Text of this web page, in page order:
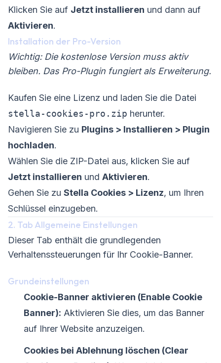
Klicken Sie auf Jetzt installieren und dann auf
Aktivieren.
Installation der Pro-Version
Wichtig: Die kostenlose Version muss aktiv
bleiben. Das Pro-Plugin fungiert als Erweiterung.
Kaufen Sie eine Lizenz und laden Sie die Datei
stella-cookies-pro.zip herunter.
Navigieren Sie zu Plugins > Installieren > Plugin
hochladen.
Wählen Sie die ZIP-Datei aus, klicken Sie auf
Jetzt installieren und Aktivieren.
Gehen Sie zu Stella Cookies > Lizenz, um Ihren
Schlüssel einzugeben.
2. Tab Allgemeine Einstellungen
Dieser Tab enthält die grundlegenden
Verhaltenssteuerungen für Ihr Cookie-Banner.
Grundeinstellungen
Cookie-Banner aktivieren (Enable Cookie
Banner): Aktivieren Sie dies, um das Banner
auf Ihrer Website anzuzeigen.
Cookies bei Ablehnung löschen (Clear